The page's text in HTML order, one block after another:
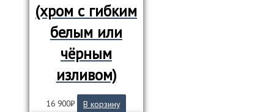
(хром с гибким
белым или
чёрным
изливом)
16 900₽ В корзину